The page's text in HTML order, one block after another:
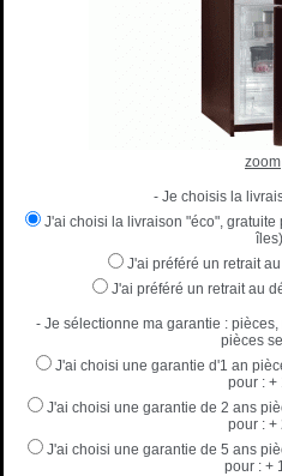
zoom
- Je choisis la
J'ai choisi la livraison "éco",
îles)
J'ai préféré un retrait
J'ai préféré un retrait au
- Je sélectionne ma garantie :
pièces
J'ai choisi une garantie d'1 an
pour : +
J'ai choisi une garantie de 2 ans
pour : +
J'ai choisi une garantie de 5 ans
pour :+